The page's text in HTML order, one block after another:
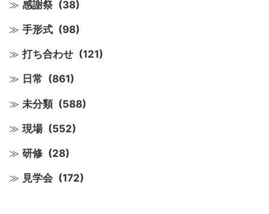
感謝祭 (38)
手形式 (98)
打ち合わせ (121)
日常 (861)
未分類 (588)
現場 (552)
研修 (28)
見学会 (172)